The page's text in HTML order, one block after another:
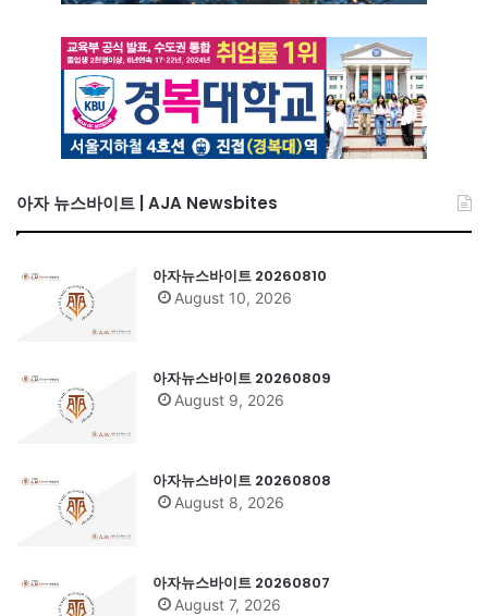
아자 뉴스바이트 | AJA Newsbites
아자뉴스바이트 20260810
August 10, 2026
아자뉴스바이트 20260809
August 9, 2026
아자뉴스바이트 20260808
August 8, 2026
아자뉴스바이트 20260807
August 7, 2026